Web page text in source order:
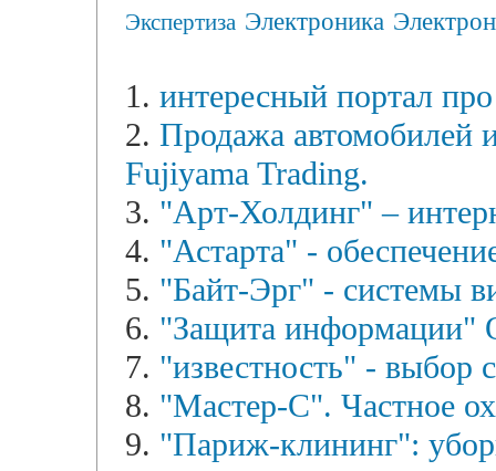
Экспертиза Электроника
1. интересный портал
2. Продажа автомобилей
Fujiyama Trading.
3. "Арт-Холдинг" –
4. "Астарта" -
5. "Байт-Эрг" - системы
6. "Защита
7. "известность" - выбор
8. "Мастер-С". Частное
9. "Париж-клининг":